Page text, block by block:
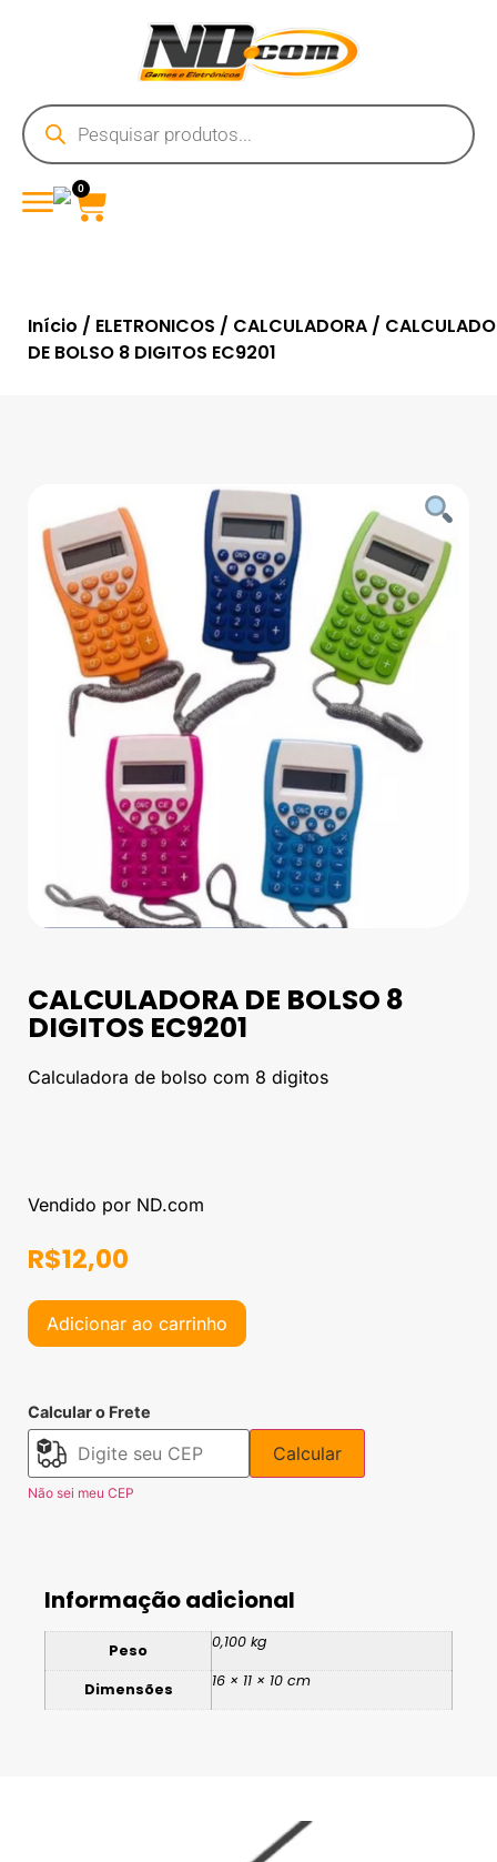
0
Início / ELETRONICOS / CALCULADORA /
DE BOLSO 8 DIGITOS EC9201
CALCULADORA DE BOLSO 8
DIGITOS EC9201
Calculadora de bolso com 8 digitos
Vendido por ND.com
R$12,00
Adicionar ao carrinho
Calcular o Frete
Calcular
Não sei meu CEP
Informação adicional
Peso 0,100 kg
Dimensões 16 × 11 × 10 cm